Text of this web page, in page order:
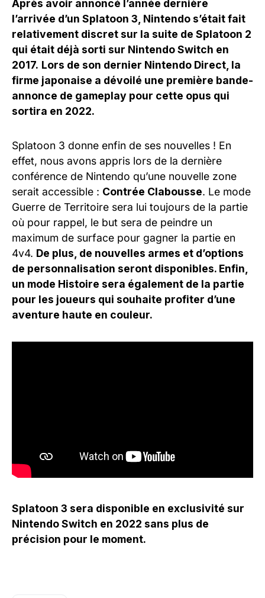
Après avoir annoncé l’année dernière
l’arrivée d’un Splatoon 3, Nintendo s’était fait
relativement discret sur la suite de Splatoon 2
qui était déjà sorti sur Nintendo Switch en
2017. Lors de son dernier Nintendo Direct, la
firme japonaise a dévoilé une première bande-
annonce de gameplay pour cette opus qui
sortira en 2022.
Splatoon 3 donne enfin de ses nouvelles ! En
effet, nous avons appris lors de la dernière
conférence de Nintendo qu’une nouvelle zone
serait accessible : Contrée Clabousse. Le mode
Guerre de Territoire sera lui toujours de la partie
où pour rappel, le but sera de peindre un
maximum de surface pour gagner la partie en
4v4. De plus, de nouvelles armes et d’options
de personnalisation seront disponibles. Enfin,
un mode Histoire sera également de la partie
pour les joueurs qui souhaite profiter d’une
aventure haute en couleur.
Splatoon 3 sera disponible en exclusivité sur
Nintendo Switch en 2022 sans plus de
précision pour le moment.